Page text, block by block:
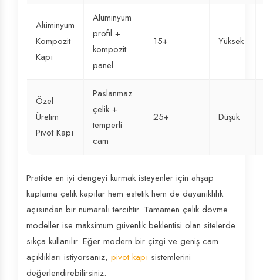
Alüminyum
Kompozit
Kapı
Alüminyum
profil +
kompozit
panel
15+ Yüksek
Özel
Üretim
Pivot Kapı
Paslanmaz
çelik +
temperli
cam
25+ Düşük
Pratikte en iyi dengeyi kurmak isteyenler için ahşap
kaplama çelik kapılar hem estetik hem de dayanıklılık
açısından bir numaralı tercihtir. Tamamen çelik dövme
modeller ise maksimum güvenlik beklentisi olan sitelerde
sıkça kullanılır. Eğer modern bir çizgi ve geniş cam
açıklıkları istiyorsanız, pivot kapı sistemlerini
değerlendirebilirsiniz.